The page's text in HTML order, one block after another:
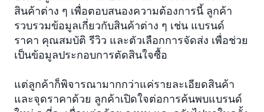
สินค้าต่าง ๆ เพื่อตอบสนองความต้องการนี้ ลูกค้า
รวบรวมข้อมูลเกี่ยวกับสินค้าต่าง ๆ เช่น แบรนด์
ราคา คุณสมบัติ รีวิว และตัวเลือกการจัดส่ง เพื่อช่วย
เป็นข้อมูลประกอบการตัดสินใจซื้อ
แต่ลูกค้าก็พิจารณามากกว่าแค่รายละเอียดสินค้า
และจุดราคาด้วย ลูกค้าเปิดใจต่อการค้นพบแบรนด์